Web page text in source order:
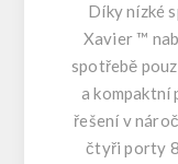
Díky nízké
Xavier ™
spotřebě
a kompaktní
řešení v
čtyři porty